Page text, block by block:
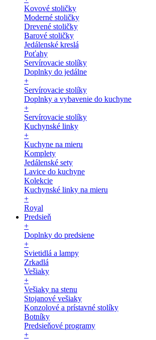
Kovové stoličky
Moderné stoličky
Drevené stoličky
Barové stoličky
Jedálenské kreslá
Poťahy
Servírovacie stolíky
Doplnky do jedálne
+
Servírovacie stolíky
Doplnky a vybavenie do kuchyne
+
Servírovacie stolíky
Kuchynské linky
+
Kuchyne na mieru
Komplety
Jedálenské sety
Lavice do kuchyne
Kolekcie
Kuchynské linky na mieru
+
Royal
Predsieň
+
Doplnky do predsiene
+
Svietidlá a lampy
Zrkadlá
Vešiaky
+
Vešiaky na stenu
Stojanové vešiaky
Konzolové a prístavné stolíky
Botníky
Predsieňové programy
+